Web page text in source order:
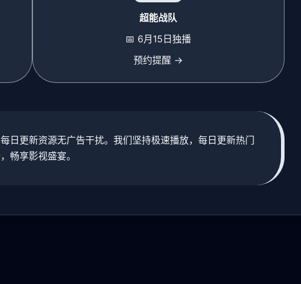
超能战队
📅 6月15日独播
预约提醒 →
日更新资源无广告干扰。我们坚持极速播放，每日更新热门
畅享影视盛宴。